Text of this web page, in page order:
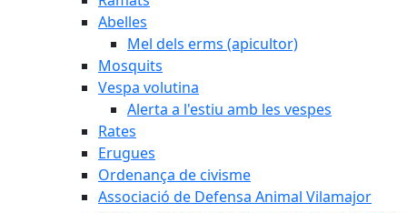
Abelles
Mel dels erms (apicultor)
Mosquits
Vespa volutina
Alerta a l'estiu amb les vespes
Rates
Erugues
Ordenança de civisme
Associació de Defensa Animal Vilamajor